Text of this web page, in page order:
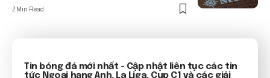
2 Min Read
Tin bóng đá mới nhất - Cập nhật liên tục các tin
tức Ngoại hạng Anh, La Liga, Cup C1 và các giải